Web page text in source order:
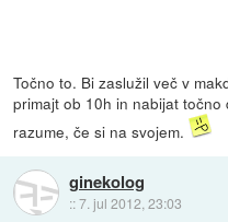
Točno to. Bi zaslužil več v
primajt ob 10h in nabijat
razume, če si na svojem.
ginekolog
::7. jul 2012, 23:03